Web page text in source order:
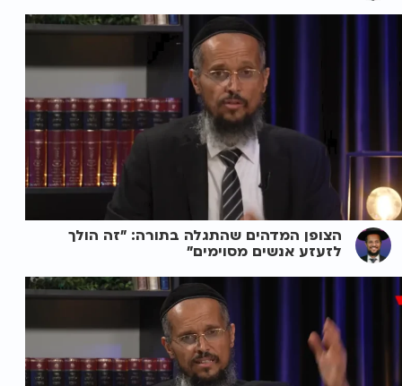
הצופן המדהים שהתגלה בתורה: "זה הולך
לזעזע אנשים מסוימים"